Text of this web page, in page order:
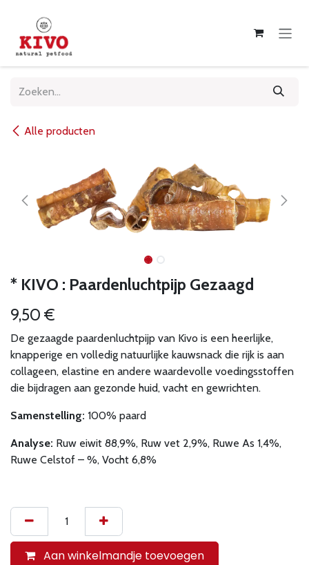
Alle producten
* KIVO : Paardenluchtpijp Gezaagd
9,50 €
De gezaagde paardenluchtpijp van Kivo is een heerlijke,
knapperige en volledig natuurlijke kauwsnack die rijk is aan
collageen, elastine en andere waardevolle voedingsstoffen
die bijdragen aan gezonde huid, vacht en gewrichten.
Samenstelling: 100% paard
Analyse: Ruw eiwit 88,9%, Ruw vet 2,9%, Ruwe As 1,4%,
Ruwe Celstof – %, Vocht 6,8%
Aan winkelmandje toevoegen